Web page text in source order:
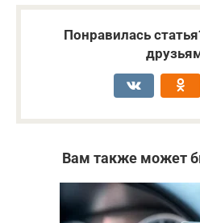
Понравилась
Вам также может